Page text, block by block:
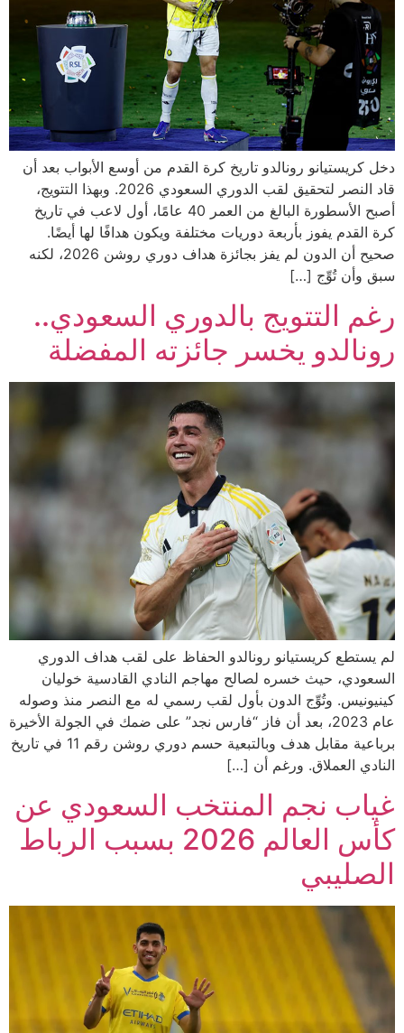
دخل كريستيانو رونالدو تاريخ كرة القدم من أوسع الأبواب بعد أن
قاد النصر لتحقيق لقب الدوري السعودي 2026. وبهذا التتويج،
أصبح الأسطورة البالغ من العمر 40 عامًا، أول لاعب في تاريخ
كرة القدم يفوز بأربعة دوريات مختلفة ويكون هدافًا لها أيضًا.
صحيح أن الدون لم يفز بجائزة هداف دوري روشن 2026، لكنه
سبق وأن تُوِّج […]
رغم التتويج بالدوري السعودي..
رونالدو يخسر جائزته المفضلة
لم يستطع كريستيانو رونالدو الحفاظ على لقب هداف الدوري
السعودي، حيث خسره لصالح مهاجم النادي القادسية خوليان
كينيونيس. وتُوِّج الدون بأول لقب رسمي له مع النصر منذ وصوله
عام 2023، بعد أن فاز “فارس نجد” على ضمك في الجولة الأخيرة
برباعية مقابل هدف وبالتبعية حسم دوري روشن رقم 11 في تاريخ
النادي العملاق. ورغم أن […]
غياب نجم المنتخب السعودي عن
كأس العالم 2026 بسبب الرباط
الصليبي